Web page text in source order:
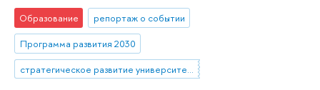
Образование
репортаж о событии
Программа развития 2030